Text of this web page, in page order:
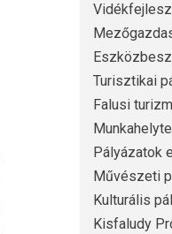
Turisztikai
Falusi
Pályázatok
Művészeti
Kulturális
Kisfaludy